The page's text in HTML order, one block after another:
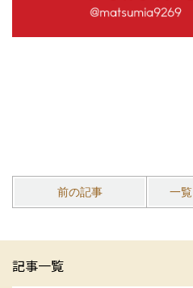
前の記事 一覧
記事一覧